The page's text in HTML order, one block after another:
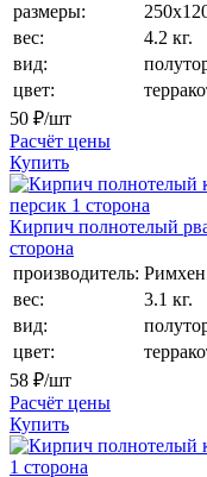
размеры:
вес:
4.2 кг.
вид:
цвет:
50 ₽/шт
Расчёт цены
Купить
Кирпич полнотелый
сторона
производитель: Римхен
вес:
3.1 кг.
вид:
цвет:
58 ₽/шт
Расчёт цены
Купить